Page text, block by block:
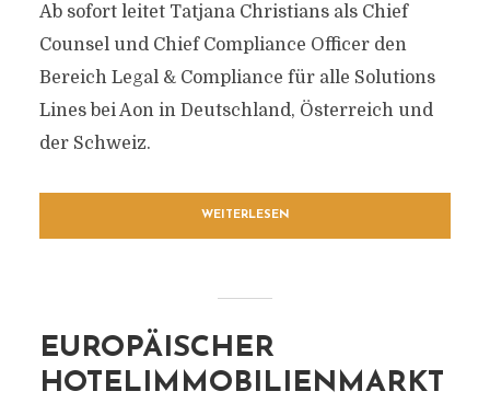
Ab sofort leitet Tatjana Christians als Chief
Counsel und Chief Compliance Officer den
Bereich Legal & Compliance für alle Solutions
Lines bei Aon in Deutschland, Österreich und
der Schweiz.
WEITERLESEN
EUROPÄISCHER
HOTELIMMOBILIENMARKT